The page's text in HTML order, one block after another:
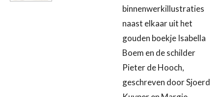
binnenwerkillustraties
naast elkaar uit het
gouden boekje Isabella
Boem en de schilder
Pieter de Hooch,
geschreven door Sjoerd